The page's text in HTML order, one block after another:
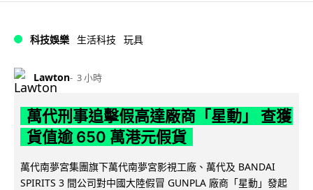
科技娛樂 生活科技 玩具
Lawton 3 小時
萬代刑事追擊假高達廠商「星動」 查獲
貨值逾 650 萬港元假貨
萬代南夢宮集團旗下萬代南夢宮影視工廠、萬代及 BANDAI
SPIRITS 3 間公司對中國大陸假冒 GUNPLA 廠商「星動」發起